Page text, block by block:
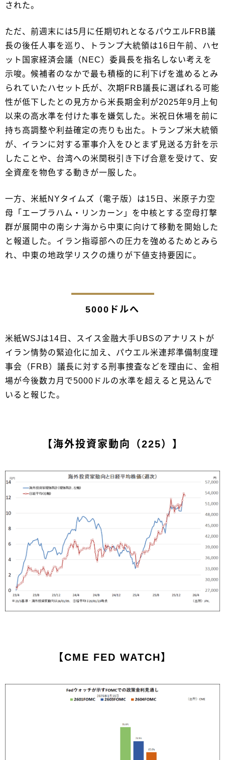
された。
ただ、前週末には5月に任期切れとなるパウエルFRB議
長の後任人事を巡り、トランプ大統領は16日午前、ハセ
ット国家経済会議（NEC）委員長を指名しない考えを
示唆。候補者のなかで最も積極的に利下げを進めるとみ
られていたハセット氏が、次期FRB議長に選ばれる可能
性が低下したとの見方から米長期金利が2025年9月上旬
以来の高水準を付けた事を嫌気した。米祝日休場を前に
持ち高調整や利益確定の売りも出た。トランプ米大統領
が、イランに対する軍事介入をひとまず見送る方針を示
したことや、台湾への米関税引き下げ合意を受けて、安
全資産を物色する動きが一服した。
一方、米紙NYタイムズ（電子版）は15日、米原子力空
母「エーブラハム・リンカーン」を中核とする空母打撃
群が展開中の南シナ海から中東に向けて移動を開始した
と報道した。イラン指導部への圧力を強めるためとみら
れ、中東の地政学リスクの燻りが下値支持要因に。
5000ドルへ
米紙WSJは14日、スイス金融大手UBSのアナリストが
イラン情勢の緊迫化に加え、パウエル米連邦準備制度理
事会（FRB）議長に対する刑事捜査などを理由に、金相
場が今後数カ月で5000ドルの水準を超えると見込んで
いると報じた。
【海外投資家動向（225）】
【CME FED WATCH】